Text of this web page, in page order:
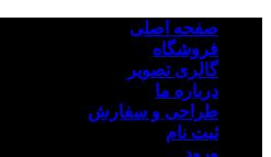
content
صفحه اصلی
فروشگاه
گالری تصویر
درباره ما
طراحی و سفارش
ثبت نام
ورود